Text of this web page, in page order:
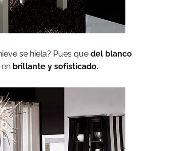
se hiela? Pues que del blanco
brillante y sofisticado.